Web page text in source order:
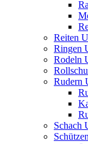
Reiten
Ringen
Rodeln
Rudern
Schach